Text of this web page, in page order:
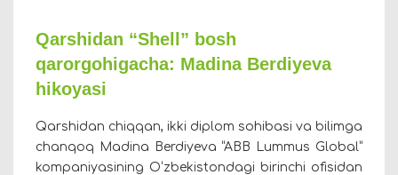
Qarshidan “Shell” bosh
qarorgohigacha: Madina Berdiyeva
hikoyasi
Qarshidan chiqqan, ikki diplom sohibasi va bilimga
chanqoq Madina Berdiyeva “ABB Lummus Global”
kompaniyasining O‘zbekistondagi birinchi ofisidan